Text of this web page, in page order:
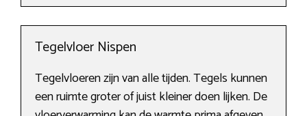
Tegelvloer Nispen
Tegelvloeren zijn van alle tijden. Tegels kunnen
een ruimte groter of juist kleiner doen lijken. De